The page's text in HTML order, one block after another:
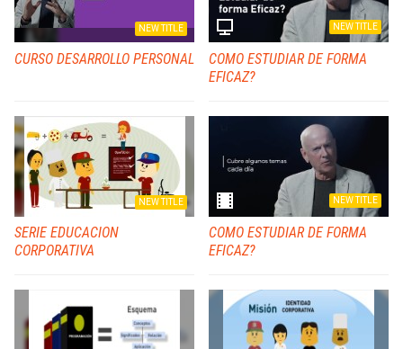
CURSO DESARROLLO PERSONAL
NEW TITLE
COMO ESTUDIAR DE FORMA
EFICAZ?
NEW TITLE
SERIE EDUCACION
CORPORATIVA
NEW TITLE
COMO ESTUDIAR DE FORMA
EFICAZ?
NEW TITLE